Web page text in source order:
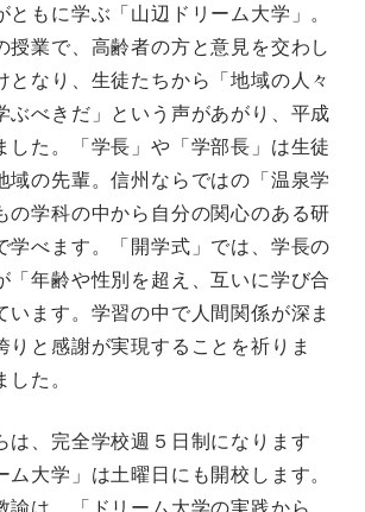
もに学ぶ「山辺ドリーム大学」。
授業で、高齢者の方と意見を交わし
となり、生徒たちから「地域の人々
ぶべきだ」という声があがり、平成
した。「学長」や「学部長」は生徒
域の先輩。信州ならではの「温泉学
の学科の中から自分の関心のある研
学べます。「開学式」では、学長の
年齢や性別を超え、互いに学び合
います。学習の中で人間関係が深ま
りと感謝が実現することを祈りま
た。
は、完全学校週５日制になります
ム大学」は土曜日にも開校します。